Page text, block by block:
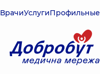
ВрачиУслуги